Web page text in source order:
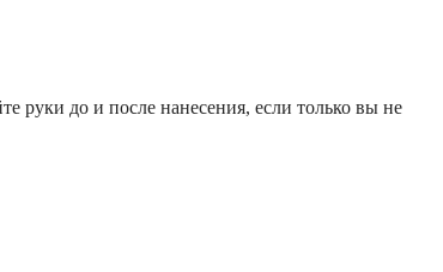
руки до и после нанесения, если только вы не